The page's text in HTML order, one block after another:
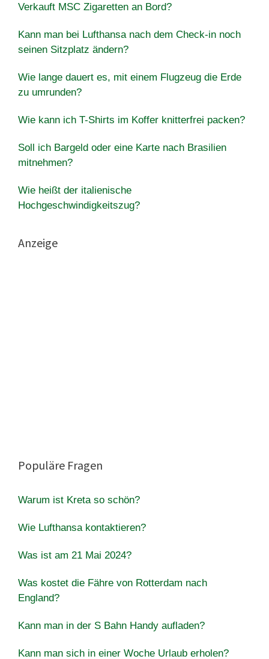
Verkauft MSC Zigaretten an Bord?
Kann man bei Lufthansa nach dem Check-in noch
seinen Sitzplatz ändern?
Wie lange dauert es, mit einem Flugzeug die Erde
zu umrunden?
Wie kann ich T-Shirts im Koffer knitterfrei packen?
Soll ich Bargeld oder eine Karte nach Brasilien
mitnehmen?
Wie heißt der italienische
Hochgeschwindigkeitszug?
Anzeige
Populäre Fragen
Warum ist Kreta so schön?
Wie Lufthansa kontaktieren?
Was ist am 21 Mai 2024?
Was kostet die Fähre von Rotterdam nach
England?
Kann man in der S Bahn Handy aufladen?
Kann man sich in einer Woche Urlaub erholen?